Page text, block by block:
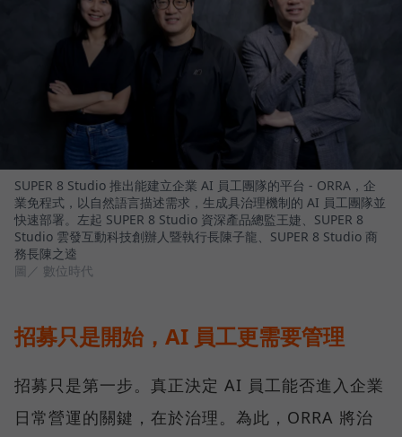
SUPER 8 Studio 推出能建立企業 AI 員工團隊的平台 - ORRA，企
業免程式，以自然語言描述需求，生成具治理機制的 AI 員工團隊並
快速部署。左起 SUPER 8 Studio 資深產品總監王婕、SUPER 8
Studio 雲發互動科技創辦人暨執行長陳子龍、SUPER 8 Studio 商
務長陳之逵
圖／ 數位時代
招募只是開始，AI 員工更需要管理
招募只是第一步。真正決定 AI 員工能否進入企業
日常營運的關鍵，在於治理。為此，ORRA 將治